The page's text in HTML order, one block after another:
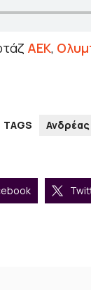
ΑΕΚ,
TAGS